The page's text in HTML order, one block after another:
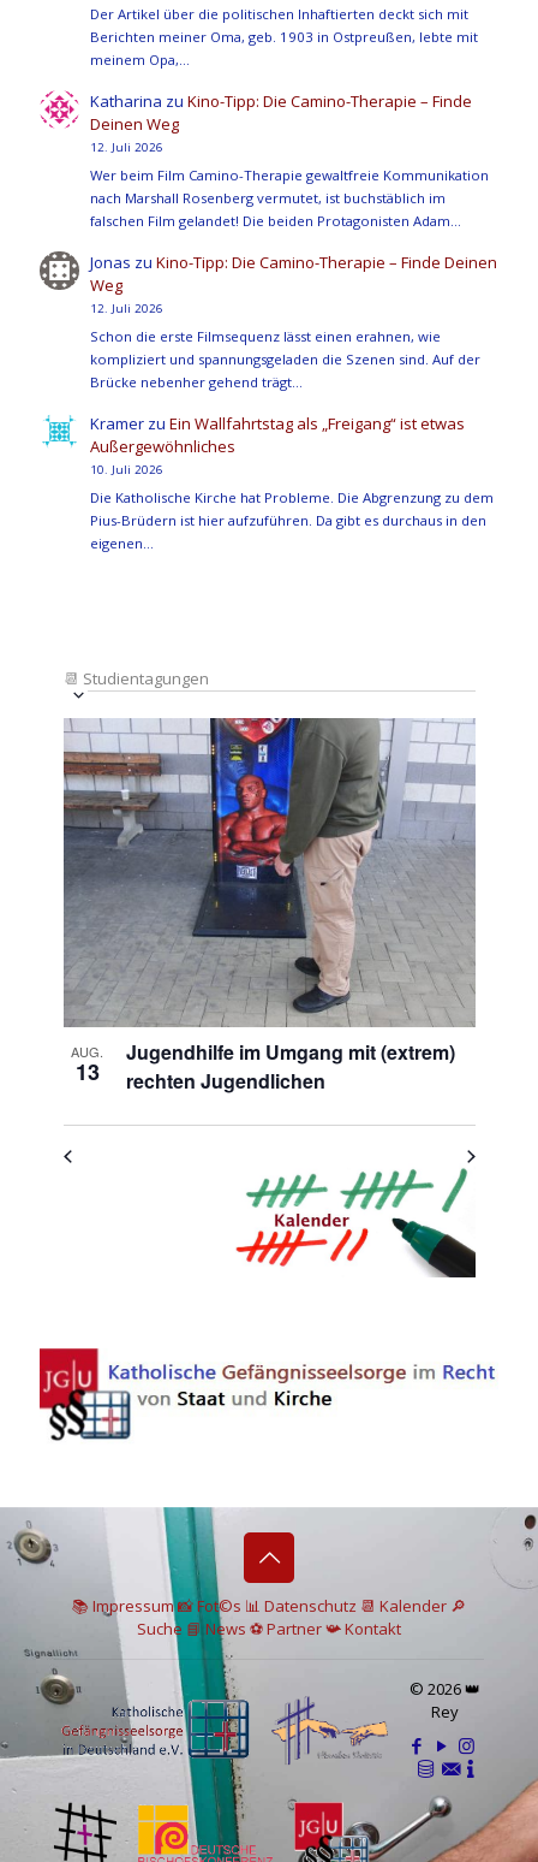
Der Artikel über die politischen Inhaftierten deckt sich mit
Berichten meiner Oma, geb. 1903 in Ostpreußen, lebte mit
meinem Opa,…
Katharina zuKino-Tipp: Die Camino-Therapie – Finde
Deinen Weg
12. Juli 2026
Wer beim Film Camino-Therapie gewaltfreie Kommunikation
nach Marshall Rosenberg vermutet, ist buchstäblich im
falschen Film gelandet! Die beiden Protagonisten Adam…
Jonas zuKino-Tipp: Die Camino-Therapie – Finde Deinen
Weg
12. Juli 2026
Schon die erste Filmsequenz lässt einen erahnen, wie
kompliziert und spannungsgeladen die Szenen sind. Auf der
Brücke nebenher gehend trägt…
Kramer zuEin Wallfahrtstag als „Freigang“ ist etwas
Außergewöhnliches
10. Juli 2026
Die Katholische Kirche hat Probleme. Die Abgrenzung zu dem
Pius-Brüdern ist hier aufzuführen. Da gibt es durchaus in den
eigenen…
📆 Studientagungen
Ansichten-
Navigation
Veranstaltung
Ansichten-
Navigation
Datum
auswählen.
List
of
Veranstaltungen
in
Photo
View
AUG.
13
Jugendhilfe im Umgang mit (extrem)
rechten Jugendlichen
📚 Impressum📸Fot©s 📊 Datenschutz 📆 Kalender 🔎
Suche 📘 News ⚽Partner📯Kontakt
© 2026 👑
Rey